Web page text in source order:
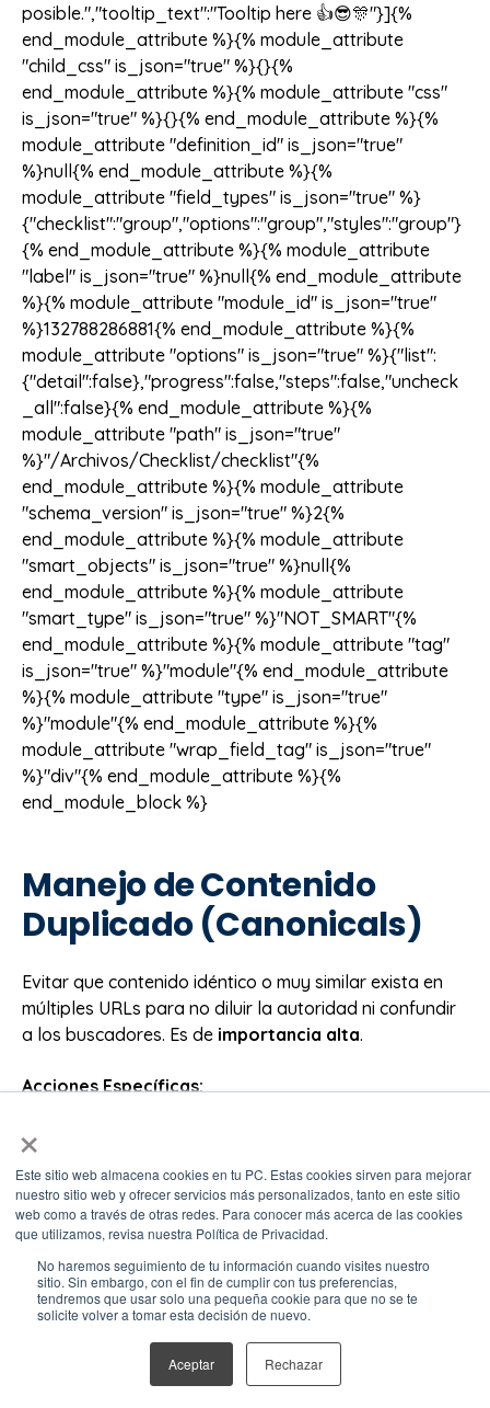
×
Este sitio web almacena cookies en tu PC. Estas cookies sirven para mejorar
nuestro sitio web y ofrecer servicios más personalizados, tanto en este sitio
web como a través de otras redes. Para conocer más acerca de las cookies
que utilizamos, revisa nuestra Política de Privacidad.
No haremos seguimiento de tu información cuando visites nuestro
sitio. Sin embargo, con el fin de cumplir con tus preferencias,
tendremos que usar solo una pequeña cookie para que no se te
solicite volver a tomar esta decisión de nuevo.
Aceptar Rechazar
posible.","tooltip_text":"Tooltip here 👍😎🎊"}]{%
end_module_attribute %}{% module_attribute
"child_css" is_json="true" %}{}{%
end_module_attribute %}{% module_attribute "css"
is_json="true" %}{}{% end_module_attribute %}{%
module_attribute "definition_id" is_json="true"
%}null{% end_module_attribute %}{%
module_attribute "field_types" is_json="true" %}
{"checklist":"group","options":"group","styles":"group"}
{% end_module_attribute %}{% module_attribute
"label" is_json="true" %}null{% end_module_attribute
%}{% module_attribute "module_id" is_json="true"
%}132788286881{% end_module_attribute %}{%
module_attribute "options" is_json="true" %}{"list":
{"detail":false},"progress":false,"steps":false,"uncheck
_all":false}{% end_module_attribute %}{%
module_attribute "path" is_json="true"
%}"/Archivos/Checklist/checklist"{%
end_module_attribute %}{% module_attribute
"schema_version" is_json="true" %}2{%
end_module_attribute %}{% module_attribute
"smart_objects" is_json="true" %}null{%
end_module_attribute %}{% module_attribute
"smart_type" is_json="true" %}"NOT_SMART"{%
end_module_attribute %}{% module_attribute "tag"
is_json="true" %}"module"{% end_module_attribute
%}{% module_attribute "type" is_json="true"
%}"module"{% end_module_attribute %}{%
module_attribute "wrap_field_tag" is_json="true"
%}"div"{% end_module_attribute %}{%
end_module_block %}
Manejo de Contenido
Duplicado (Canonicals)
Evitar que contenido idéntico o muy similar exista en
múltiples URLs para no diluir la autoridad ni confundir
a los buscadores. Es de importancia alta.
Acciones Específicas:
{% module_block module "widget_50150359-bcfa-
"checklist" is_json="true" %}
[{"detail_item":"","item":"Identificar instancias de
contenido duplicado (ej. versiones www vs no-www,
http vs https, URLs con parámetros de seguimiento,
contenido sindicado).","tooltip_text":"Tooltip here 👍😎
🎊"},{"detail_item":"","item":"Implementar la etiqueta
rel=\"canonical\" en la sección de las páginas
duplicadas, apuntando a la URL preferida